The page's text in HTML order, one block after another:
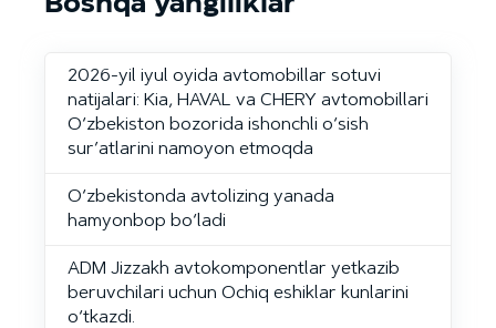
2026-yil iyul oyida avtomobillar sotuvi
natijalari: Kia, HAVAL va CHERY avtomobillari
O‘zbekiston bozorida ishonchli o‘sish
sur’atlarini namoyon etmoqda
O‘zbekistonda avtolizing yanada
hamyonbop bo‘ladi
ADM Jizzakh avtokomponentlar yetkazib
beruvchilari uchun Ochiq eshiklar kunlarini
o‘tkazdi.